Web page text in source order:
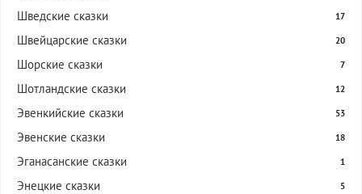
Шведские сказки 17
Швейцарские сказки 20
Шорские сказки 7
Шотландские сказки 12
Эвенкийские сказки 53
Эвенские сказки 18
Эганасанские сказки 1
Энецкие сказки 5